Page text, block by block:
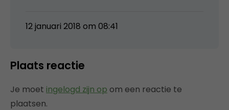
12 januari 2018 om 08:41
Plaats reactie
Je moet ingelogd zijn op om een reactie te
plaatsen.